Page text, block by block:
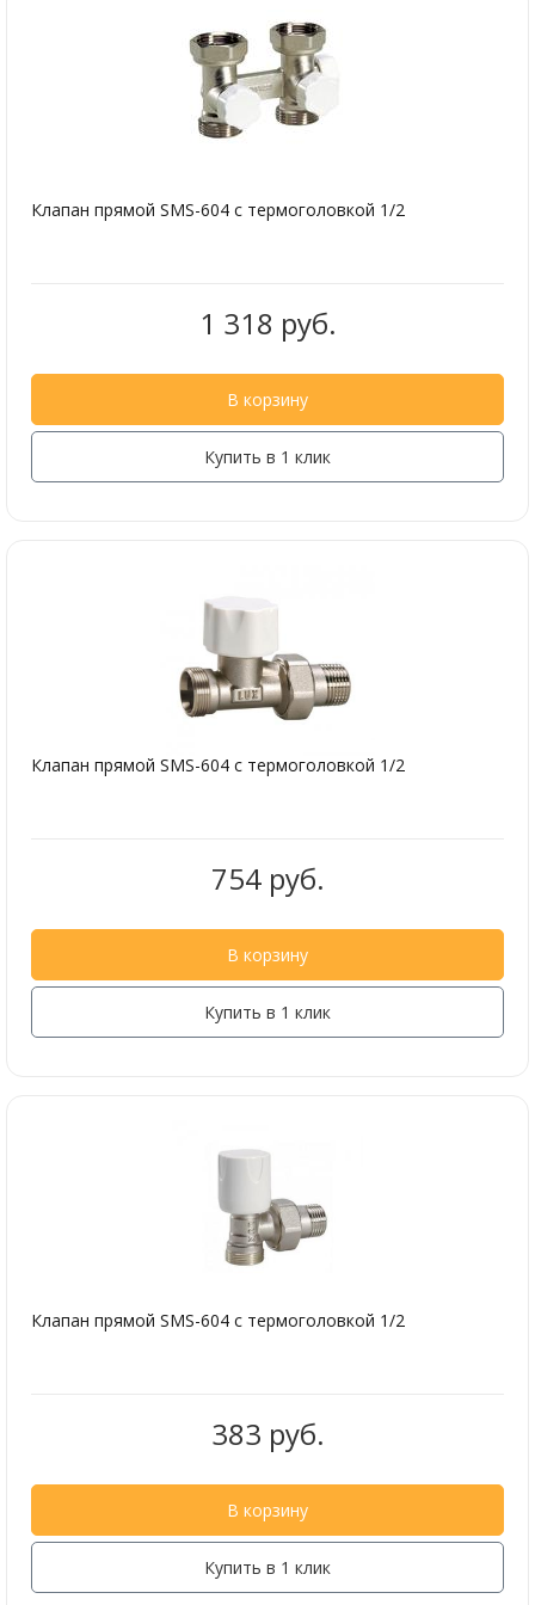
Клапан прямой SMS-604 с термоголовкой 1/2
1 318 руб.
В корзину
Купить в 1 клик
Клапан прямой SMS-604 с термоголовкой 1/2
754 руб.
В корзину
Купить в 1 клик
Клапан прямой SMS-604 с термоголовкой 1/2
383 руб.
В корзину
Купить в 1 клик